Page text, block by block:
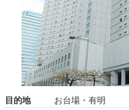
目的地
お台場・有明